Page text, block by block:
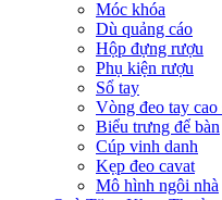
Móc khóa
Dù quảng cáo
Hộp đựng rượu
Phụ kiện rượu
Sổ tay
Vòng đeo tay cao
Biểu trưng để bàn
Cúp vinh danh
Kẹp đeo cavat
Mô hình ngôi nhà